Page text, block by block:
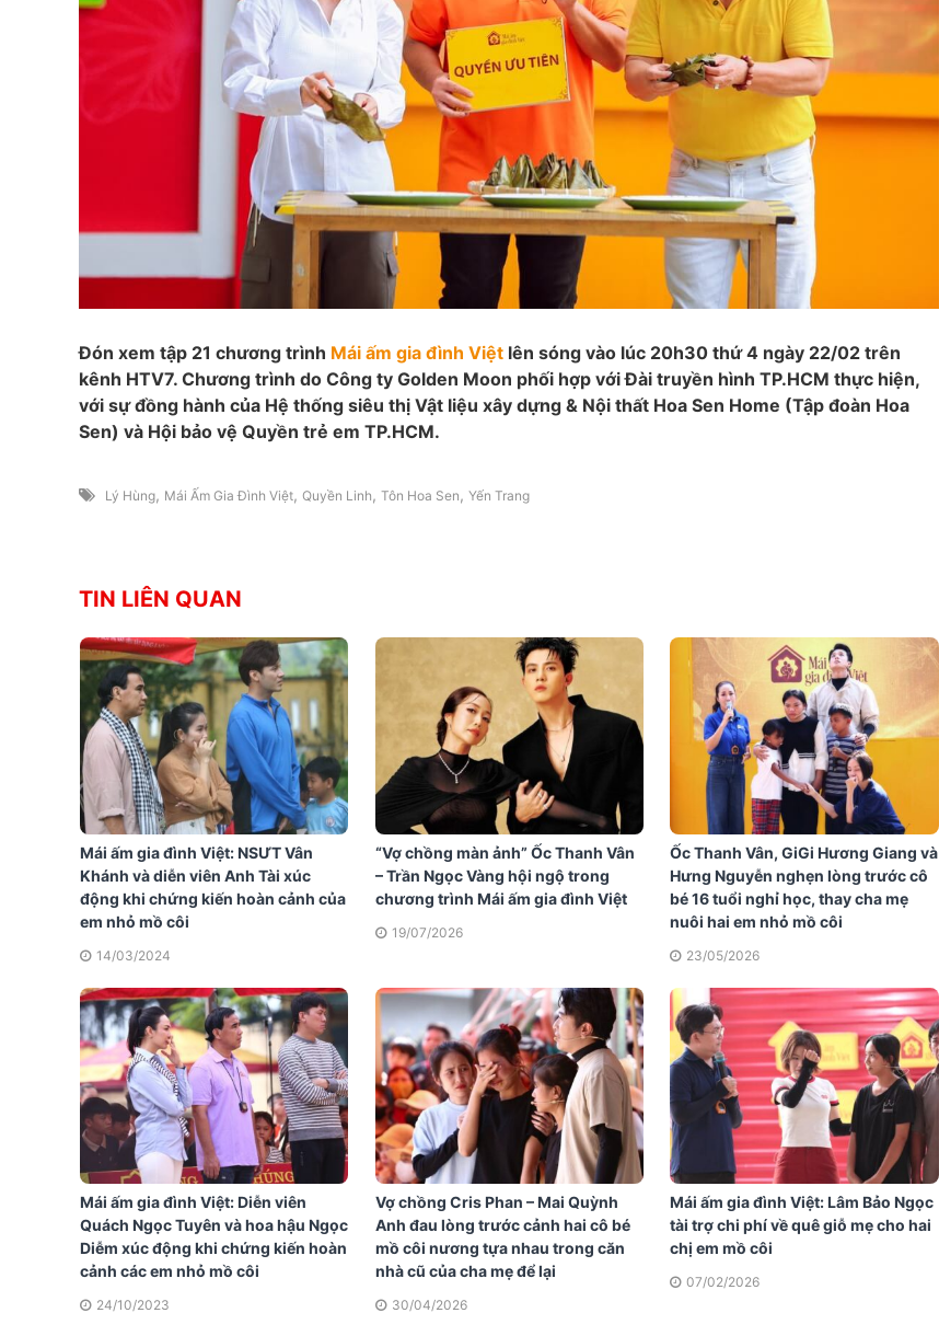
Đón xem tập 21 chương trình Mái ấm gia đình Việt lên sóng vào lúc 20h30 thứ 4 ngày 22/02 trên
kênh HTV7. Chương trình do Công ty Golden Moon phối hợp với Đài truyền hình TP.HCM thực hiện,
với sự đồng hành của Hệ thống siêu thị Vật liệu xây dựng & Nội thất Hoa Sen Home (Tập đoàn Hoa
Sen) và Hội bảo vệ Quyền trẻ em TP.HCM.
Lý Hùng, Mái Ấm Gia Đình Việt, Quyền Linh, Tôn Hoa Sen, Yến Trang
TIN LIÊN QUAN
Mái ấm gia đình Việt: NSƯT Vân
Khánh và diễn viên Anh Tài xúc
động khi chứng kiến hoàn cảnh của
em nhỏ mồ côi
14/03/2024
“Vợ chồng màn ảnh” Ốc Thanh Vân
– Trần Ngọc Vàng hội ngộ trong
chương trình Mái ấm gia đình Việt
19/07/2026
Ốc Thanh Vân, GiGi Hương Giang và
Hưng Nguyễn nghẹn lòng trước cô
bé 16 tuổi nghỉ học, thay cha mẹ
nuôi hai em nhỏ mồ côi
23/05/2026
Mái ấm gia đình Việt: Diễn viên
Quách Ngọc Tuyên và hoa hậu Ngọc
Diễm xúc động khi chứng kiến hoàn
cảnh các em nhỏ mồ côi
24/10/2023
Vợ chồng Cris Phan – Mai Quỳnh
Anh đau lòng trước cảnh hai cô bé
mồ côi nương tựa nhau trong căn
nhà cũ của cha mẹ để lại
30/04/2026
Mái ấm gia đình Việt: Lâm Bảo Ngọc
tài trợ chi phí về quê giỗ mẹ cho hai
chị em mồ côi
07/02/2026